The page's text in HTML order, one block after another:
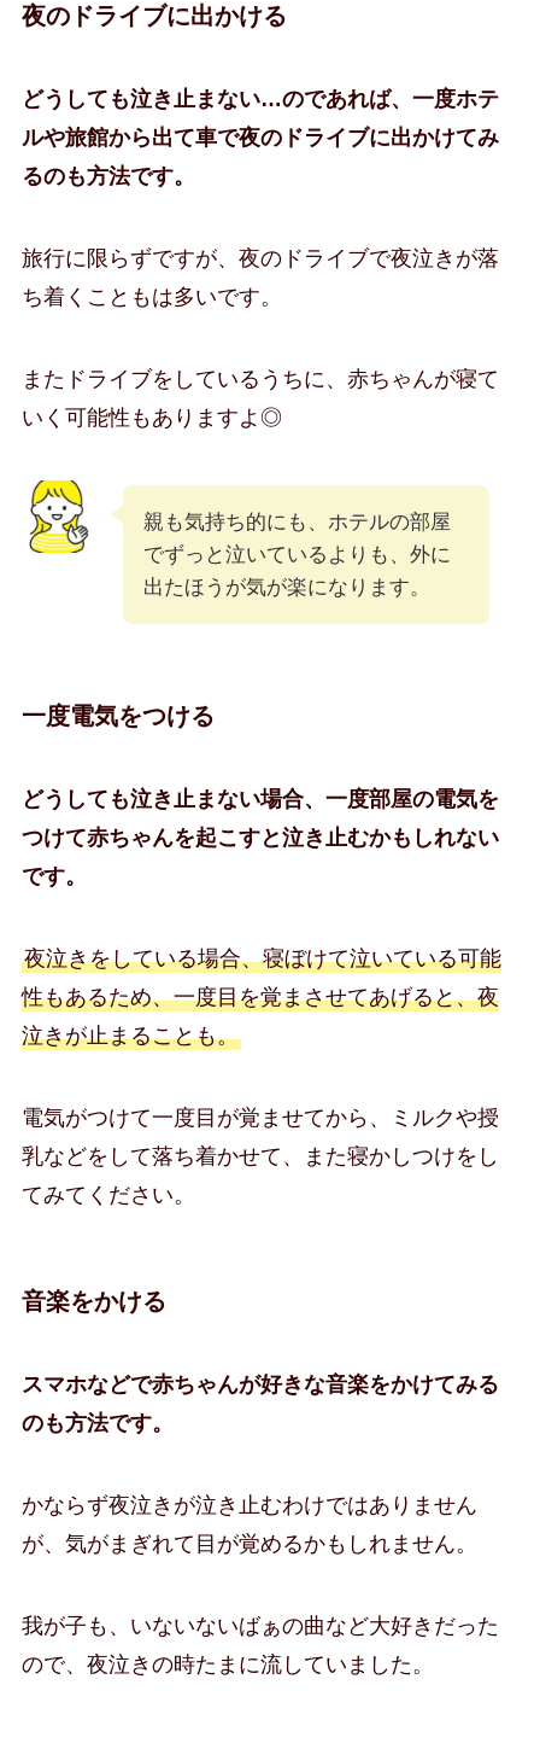
夜のドライブに出かける
どうしても泣き止まない…のであれば、一度ホテ
ルや旅館から出て車で夜のドライブに出かけてみ
るのも方法です。
旅行に限らずですが、夜のドライブで夜泣きが落
ち着くこともは多いです。
またドライブをしているうちに、赤ちゃんが寝て
いく可能性もありますよ◎
親も気持ち的にも、ホテルの部屋
でずっと泣いているよりも、外に
出たほうが気が楽になります。
一度電気をつける
どうしても泣き止まない場合、一度部屋の電気を
つけて赤ちゃんを起こすと泣き止むかもしれない
です。
夜泣きをしている場合、寝ぼけて泣いている可能
性もあるため、一度目を覚まさせてあげると、夜
泣きが止まることも。
電気がつけて一度目が覚ませてから、ミルクや授
乳などをして落ち着かせて、また寝かしつけをし
てみてください。
音楽をかける
スマホなどで赤ちゃんが好きな音楽をかけてみる
のも方法です。
かならず夜泣きが泣き止むわけではありません
が、気がまぎれて目が覚めるかもしれません。
我が子も、いないないばぁの曲など大好きだった
ので、夜泣きの時たまに流していました。